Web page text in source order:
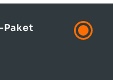
Paket